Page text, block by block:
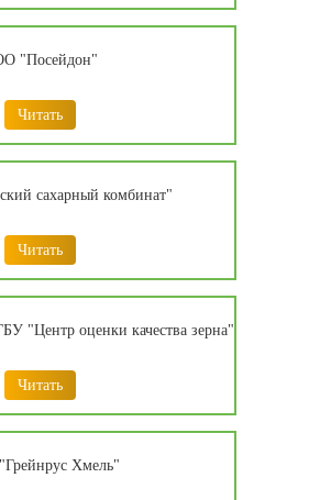
"Посейдон"
Читать
сахарный комбинат"
Читать
"Центр оценки качества зерна"
Читать
Хмель"